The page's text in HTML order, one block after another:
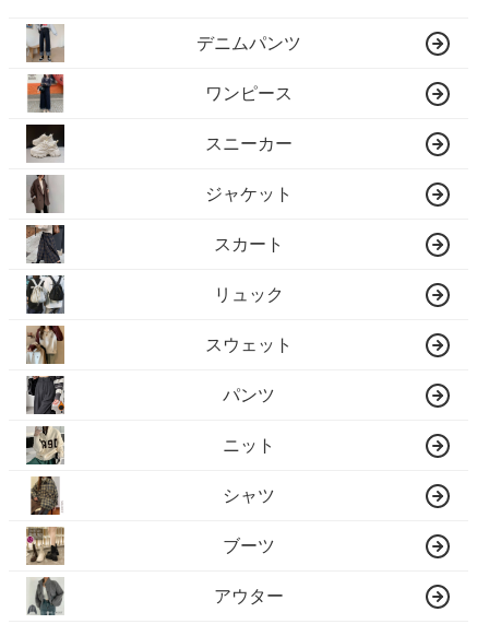
デニムパンツ
ワンピース
スニーカー
ジャケット
スカート
リュック
スウェット
パンツ
ニット
シャツ
ブーツ
アウター